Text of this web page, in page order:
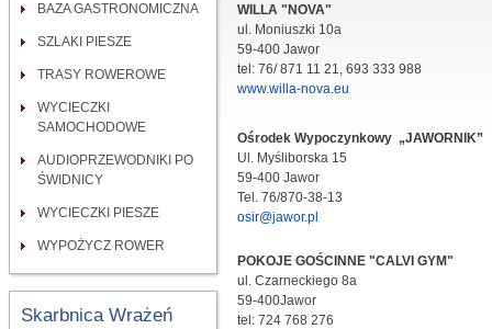
BAZA GASTRONOMICZNA
SZLAKI PIESZE
TRASY ROWEROWE
WYCIECZKI
SAMOCHODOWE
AUDIOPRZEWODNIKI PO
ŚWIDNICY
WYCIECZKI PIESZE
WYPOŻYCZ ROWER
Skarbnica Wrażeń
WILLA "NOVA"
ul. Moniuszki 10a
59-400 Jawor
tel: 76/ 871 11 21, 693 333 988
www.willa-nova.eu
Ośrodek Wypoczynkowy „JAWORNIK”
Ul. Myśliborska 15
59-400 Jawor
Tel. 76/870-38-13
osir@jawor.pl
POKOJE GOŚCINNE "CALVI GYM"
ul. Czarneckiego 8a
59-400Jawor
tel: 724 768 276